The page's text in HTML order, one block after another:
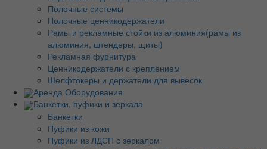
Полочные системы
Полочные ценникодержатели
Рамы и рекламные стойки из алюминия(рамы из
алюминия, штендеры, щиты)
Рекламная фурнитура
Ценникодержатели с креплением
Шелфтокеры и держатели для вывесок
Аренда Оборудования
Банкетки, пуфики и зеркала
Банкетки
Пуфики из кожи
Пуфики из ЛДСП с зеркалом